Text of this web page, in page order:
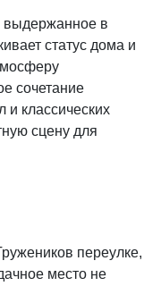
выдержанное в
статус дома и
сочетание
и классических
сцену для
переулке,
место не